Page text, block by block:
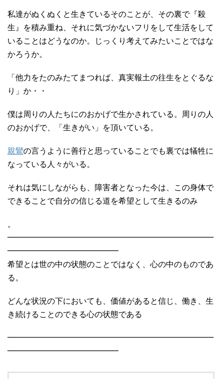
私達がぬくぬくと生きているそのことが、その裏で『殺
生』を積み重ね、それに気づかないフリをして生活をして
いることはどうなのか。じっくり考えてみたいことではな
かろうか。
「他力をたのみたてまつれば、真実報土の往生をとぐるな
り」か・・
僕は周りの人たちにのおかげで生かされている。周りの人
のおかげで、「生きがい」を頂いている。
親鸞の言うように善行と思っていることでも裏では犠牲に
なっている人々がいる。
それは気にしながらも、障害者となった今は、この身体で
できることで自分の信じる道を希望として生きるのみ
。
━━━━━━━━━━━━━━━━━━━━━━━━━━
━━━━━━━━━━━━━━
希望とは世の中の状態のことではなく、心の中のものであ
る。
どんな状況の下においても、価値があると信じ、働き、生
き続けることのできる心の状態である
━━━━━━━━━━━━━━━━━━━━━━━━━━
━━━━━━━━━━━━━━